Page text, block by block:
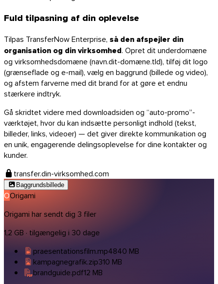
Fuld tilpasning af din oplevelse
Tilpas TransferNow Enterprise, så den afspejler din
organisation og din virksomhed. Opret dit underdomæne
og virksomhedsdomæne (navn.dit-domæne.tld), tilføj dit logo
(grænseflade og e-mail), vælg en baggrund (billede og video),
og afstem farverne med dit brand for at gøre et endnu
stærkere indtryk.
Gå skridtet videre med downloadsiden og “auto-promo”-
værktøjet, hvor du kan indsætte personligt indhold (tekst,
billeder, links, videoer) — det giver direkte kommunikation og
en unik, engagerende delingsoplevelse for dine kontakter og
kunder.
transfer.din-virksomhed.com
Baggrundsbillede
OOrigami
Origami har sendt dig 3 filer
1,2 GB · tilgængelig i 30 dage
praesentationsfilm.mp4840 MB
kampagnegrafik.zip310 MB
brandguide.pdf12 MB